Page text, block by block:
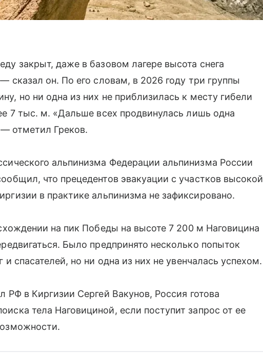
закрыт, даже в базовом лагере высота снега
сказал он. По его словам, в 2026 году три группы
но ни одна из них не приблизилась к месту гибели
7 тыс. м. «Дальше всех продвинулась лишь одна
отметил Греков.
альпинизма Федерации альпинизма России
что прецедентов эвакуации с участков высокой
в практике альпинизма не зафиксировано.
на пик Победы на высоте 7 200 м Наговицина
Было предпринято несколько попыток
и спасателей, но ни одна из них не увенчалась успехом.
РФ в Киргизии Сергей Вакунов, Россия готова
тела Наговициной, если поступит запрос от ее